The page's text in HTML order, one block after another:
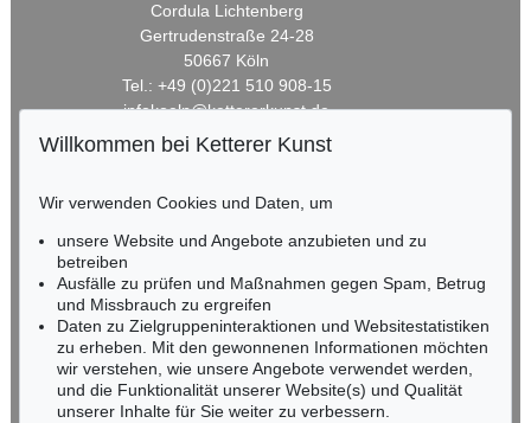
Cordula Lichtenberg
Gertrudenstraße 24-28
50667 Köln
Tel.: +49 (0)221 510 908-15
infokoeln@kettererkunst.de
HESSEN
Miriam Heß
Tel.: +49 (0)62 21 58 80-038
Fax: +49 (0)62 21 58 80-595
infoheidelberg@kettererkunst.de
NORDDEUTSCHLAND
Nico Kassel, M.A.
Willkommen bei Ketterer Kunst
Wir verwenden Cookies und Daten, um
unsere Website und Angebote anzubieten und zu
betreiben
Ausfälle zu prüfen und Maßnahmen gegen Spam, Betrug
und Missbrauch zu ergreifen
Daten zu Zielgruppeninteraktionen und Websitestatistiken
zu erheben. Mit den gewonnenen Informationen möchten
wir verstehen, wie unsere Angebote verwendet werden,
und die Funktionalität unserer Website(s) und Qualität
unserer Inhalte für Sie weiter zu verbessern.